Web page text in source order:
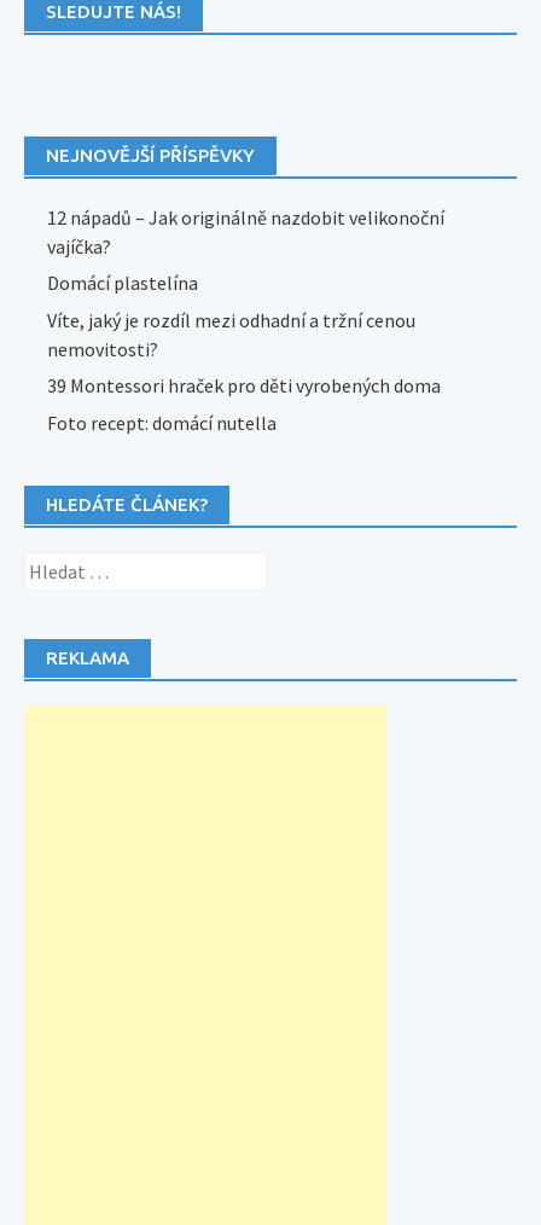
SLEDUJTE NÁS!
NEJNOVĚJŠÍ PŘÍSPĚVKY
12 nápadů – Jak originálně nazdobit velikonoční
vajíčka?
Domácí plastelína
Víte, jaký je rozdíl mezi odhadní a tržní cenou
nemovitosti?
39 Montessori hraček pro děti vyrobených doma
Foto recept: domácí nutella
HLEDÁTE ČLÁNEK?
Vyhledávání
REKLAMA